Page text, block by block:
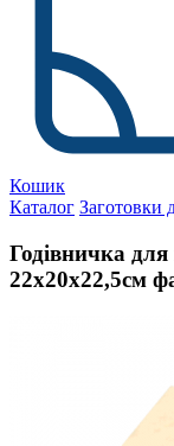
Кошик
Каталог Заготовки
Годівничка
22х20х22,5см